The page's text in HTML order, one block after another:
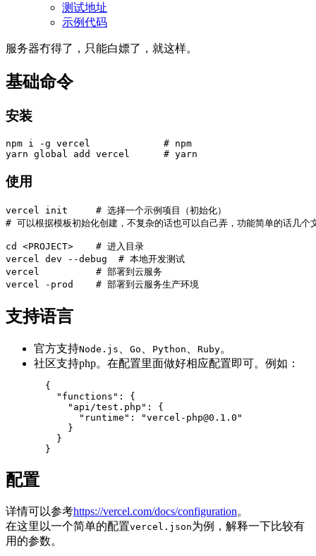
测试地址
示例代码
服务器冇得了，只能白嫖了，就这样。
基础命令
安装
npm i -g vercel             # npm
使用
vercel init     # 选择一个示例项目（初始化）
# 可以根据模板初始化创建，不复杂的话也可以自己弄，功能简单的话几个
cd <PROJECT>    # 进入目录
vercel dev --debug  # 本地开发测试
vercel          # 部署到云服务
支持语言
官方支持Node.js Go Python Ruby。
社区支持php。在配置里面做好相应配置即可。例如：
  {
    "functions": {
      "api/test.php": {
        "runtime": "vercel-php@0.1.0"
      }
    }
配置
详情可以参考https://vercel.com/docs/configuration。
在这里以一个简单的配置vercel.json为例，解释一下比较有
用的参数。